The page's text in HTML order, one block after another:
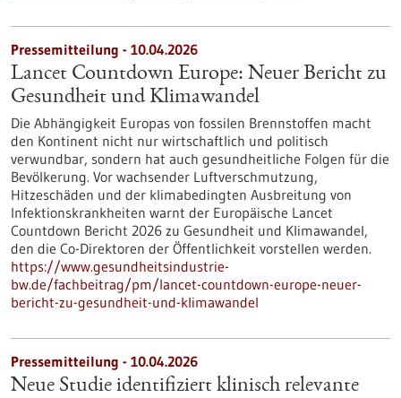
Pressemitteilung - 10.04.2026
Lancet Countdown Europe: Neuer Bericht zu
Gesundheit und Klimawandel
Die Abhängigkeit Europas von fossilen Brennstoffen macht
den Kontinent nicht nur wirtschaftlich und politisch
verwundbar, sondern hat auch gesundheitliche Folgen für die
Bevölkerung. Vor wachsender Luftverschmutzung,
Hitzeschäden und der klimabedingten Ausbreitung von
Infektionskrankheiten warnt der Europäische Lancet
Countdown Bericht 2026 zu Gesundheit und Klimawandel,
den die Co-Direktoren der Öffentlichkeit vorstellen werden.
https://www.gesundheitsindustrie-
bw.de/fachbeitrag/pm/lancet-countdown-europe-neuer-
bericht-zu-gesundheit-und-klimawandel
Pressemitteilung - 10.04.2026
Neue Studie identifiziert klinisch relevante